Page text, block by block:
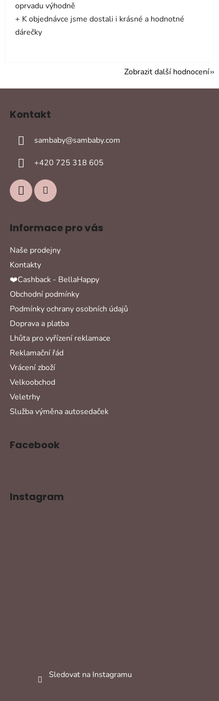
oprvadu výhodně
+ K objednávce jsme dostali i krásné a hodnotné
dárečky
Zobrazit další hodnocení
Kontakt
sambaby@sambaby.com
+420 725 318 605
Informace pro vás
Naše prodejny
Kontakty
❤️Cashback - BellaHappy
Obchodní podmínky
Podmínky ochrany osobních údajů
Doprava a platba
Lhůta pro vyřízení reklamace
Reklamační řád
Vrácení zboží
Velkoobchod
Veletrhy
Služba výměna autosedaček
Facebook
Instagram
Sledovat na Instagramu